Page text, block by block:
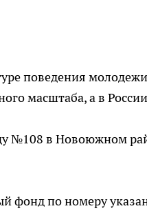
поведения
масштаба, а в
№108 в Новоюжном
фонд по номеру